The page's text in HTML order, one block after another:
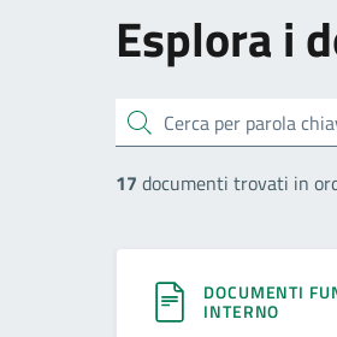
Esplora i
cerca
17 documenti trovati in
DOCUMENTI
INTERNO